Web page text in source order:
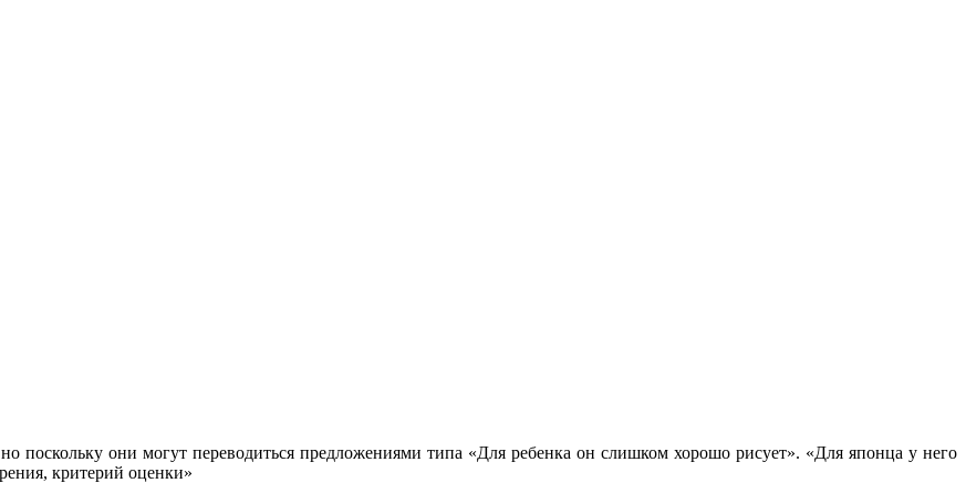
поскольку они могут переводиться предложениями типа «Для ребенка он слишком хорошо рисует». «Для японца у него
критерий оценки»